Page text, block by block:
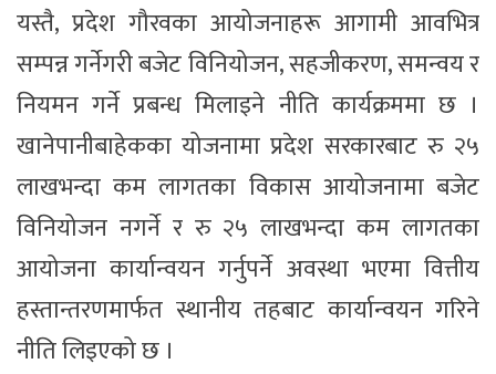
यस्तै, प्रदेश गौरवका आयोजनाहरू आगामी आवभित्र
सम्पन्न गर्नेगरी बजेट विनियोजन, सहजीकरण, समन्वय र
नियमन गर्ने प्रबन्ध मिलाइने नीति कार्यक्रममा छ ।
खानेपानीबाहेकका योजनामा प्रदेश सरकारबाट रु २५
लाखभन्दा कम लागतका विकास आयोजनामा बजेट
विनियोजन नगर्ने र रु २५ लाखभन्दा कम लागतका
आयोजना कार्यान्वयन गर्नुपर्ने अवस्था भएमा वित्तीय
हस्तान्तरणमार्फत स्थानीय तहबाट कार्यान्वयन गरिने
नीति लिइएको छ ।